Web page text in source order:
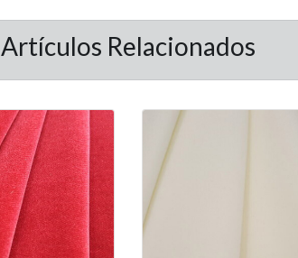
Artículos Relacionados